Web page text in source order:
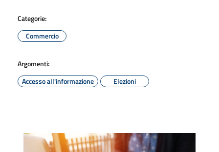
Categorie:
Commercio
Argomenti:
Accesso all'informazione
Elezioni